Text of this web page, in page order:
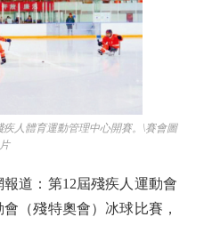
人體育運動管理中心開賽。\賽會圖
片
道：第12屆殘疾人運動會
（殘特奧會）冰球比賽，